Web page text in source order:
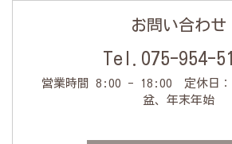
お問い合わせ
Tel. 075-954-
営業時間 8:00 - 18:00 定休日：
盆、年末年始